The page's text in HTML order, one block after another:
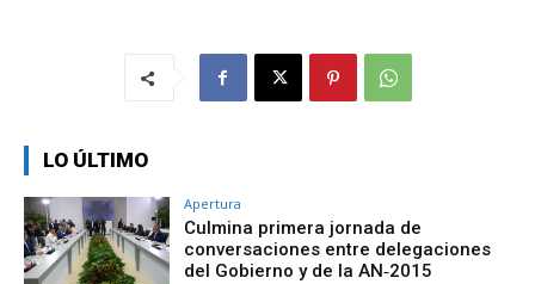
LO ÚLTIMO
Apertura
Culmina primera jornada de
conversaciones entre delegaciones
del Gobierno y de la AN‑2015